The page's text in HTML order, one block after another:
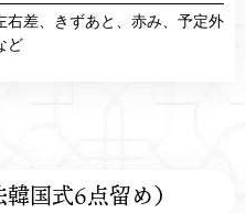
右差、きずあと、赤み、予定外
ど
国式6点留め）